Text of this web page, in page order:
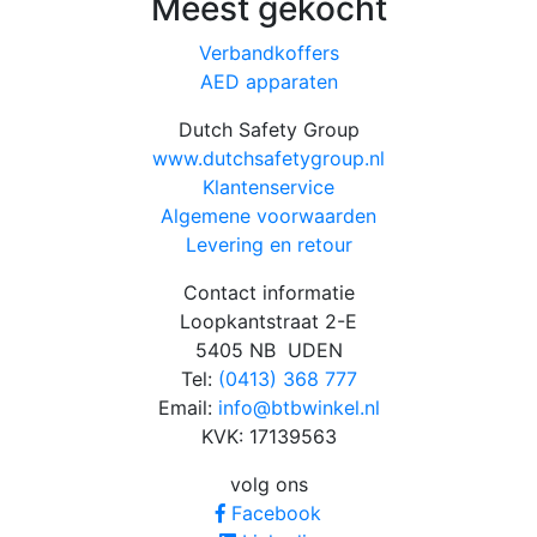
Contact informatie
Loopkantstraat 2-E
5405 NB UDEN
Tel: (0413) 368 777
Email: info@btbwinkel.nl
KVK: 17139563
Meest gekocht
Verbandkoffers
AED apparaten
Dutch Safety Group
www.dutchsafetygroup.nl
Klantenservice
Algemene voorwaarden
Levering en retour
volg ons
Facebook